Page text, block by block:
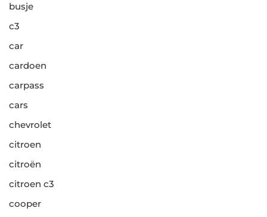
busje
c3
car
cardoen
carpass
cars
chevrolet
citroen
citroën
citroen c3
cooper